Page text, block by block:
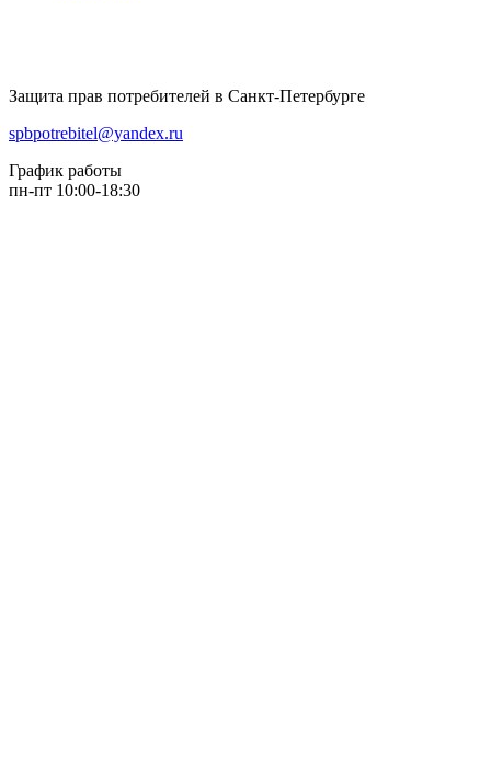
Защита прав потребителей в Санкт-Петербурге
spbpotrebitel@yandex.ru
График работы
пн-пт 10:00-18:30